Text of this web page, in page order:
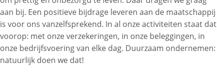
aan bij. Een positieve bijdrage leveren aan de maatschappij
is voor ons vanzelfsprekend. In al onze activiteiten staat dat
voorop: met onze verzekeringen, in onze beleggingen, in
onze bedrijfsvoering van elke dag. Duurzaam ondernemen:
natuurlijk doen we dat!